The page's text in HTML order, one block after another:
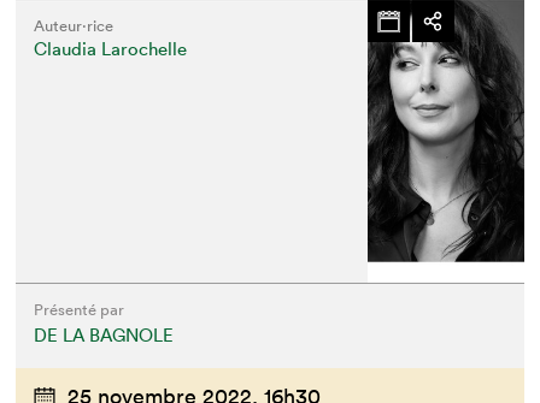
Auteur·rice
Claudia Larochelle
Présenté par
DE LA BAGNOLE
25 novembre 2022, 16h30